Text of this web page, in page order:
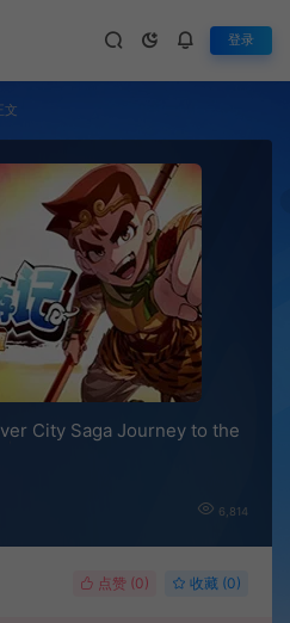
登录
文
City Saga Journey to the
6,814
点赞 (0) 收藏 (0)